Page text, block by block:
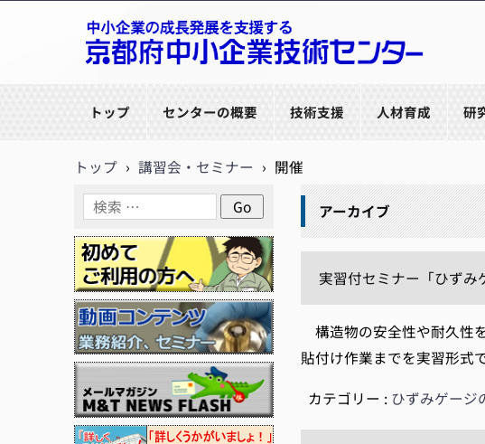
トップ センターの概要 技術支援 人材育成 研
トップ › 講習会・セミナー › 開催
アーカイブ
実習付セミナー「ひず
構造物の安全性や耐久性
貼付け作業までを実習形
カテゴリー : ひずみゲージ